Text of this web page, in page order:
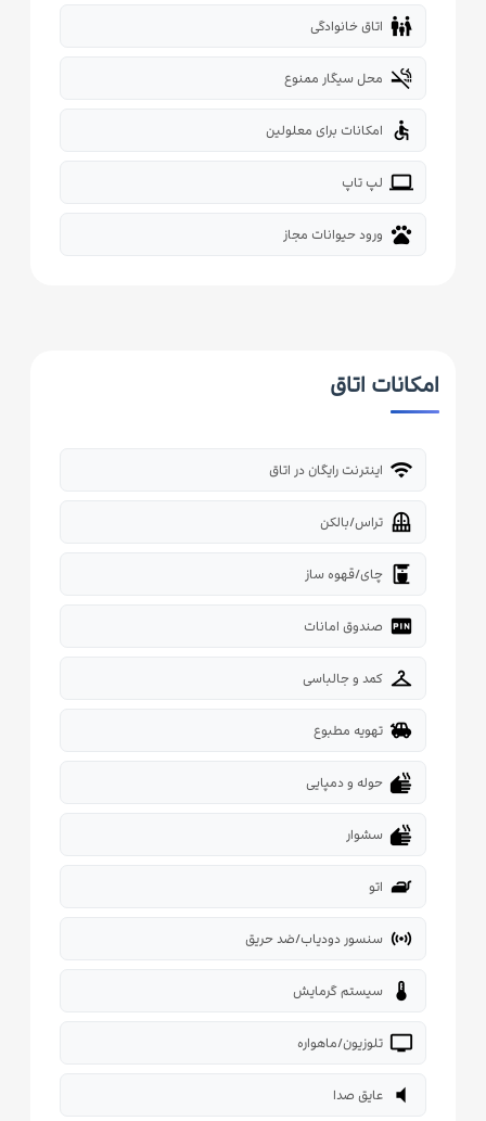
family_restroom اتاق خانوادگی
smoke_free محل سیگار ممنوع
accessible امکانات برای معلولین
laptop لپ تاپ
pets ورود حیوانات مجاز
امکانات اتاق
wifi اینترنت رایگان در اتاق
balcony تراس/بالکن
coffee_maker چای/قهوه ساز
fiber_pin صندوق امانات
checkroom کمد و جالباسی
toys تهویه مطبوع
dry حوله و دمپایی
dry سشوار
iron اتو
sensors سنسور دودیاب/ضد حریق
thermostat سیستم گرمایش
tv تلوزیون/ماهواره
volume_mute عایق صدا